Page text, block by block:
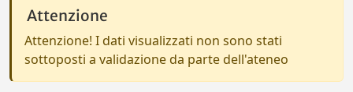
Attenzione
Attenzione! I dati visualizzati non sono stati
sottoposti a validazione da parte dell'ateneo